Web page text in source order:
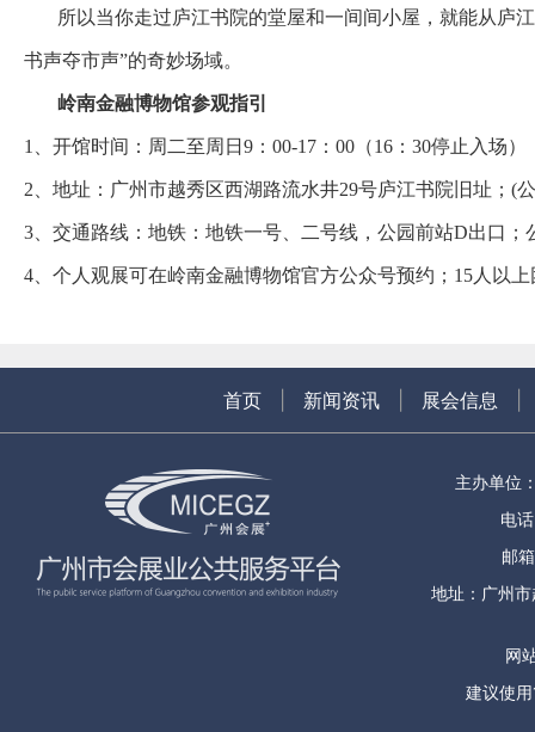
所以当你走过庐江书院的堂屋和一间间小屋，就能从庐江
书声夺市声”的奇妙场域。
岭南金融博物馆参观指引
1、开馆时间：周二至周日9：00-17：00（16：30停止入场
2、地址：广州市越秀区西湖路流水井29号庐江书院旧址；(
3、交通路线： 地铁：地铁一号、二号线，公园前站D出口；
4、个人观展可在岭南金融博物馆官方公众号预约；15人以
首页 新闻资讯 展会信息
主办单位
电
邮
地址：广州
网
建议使